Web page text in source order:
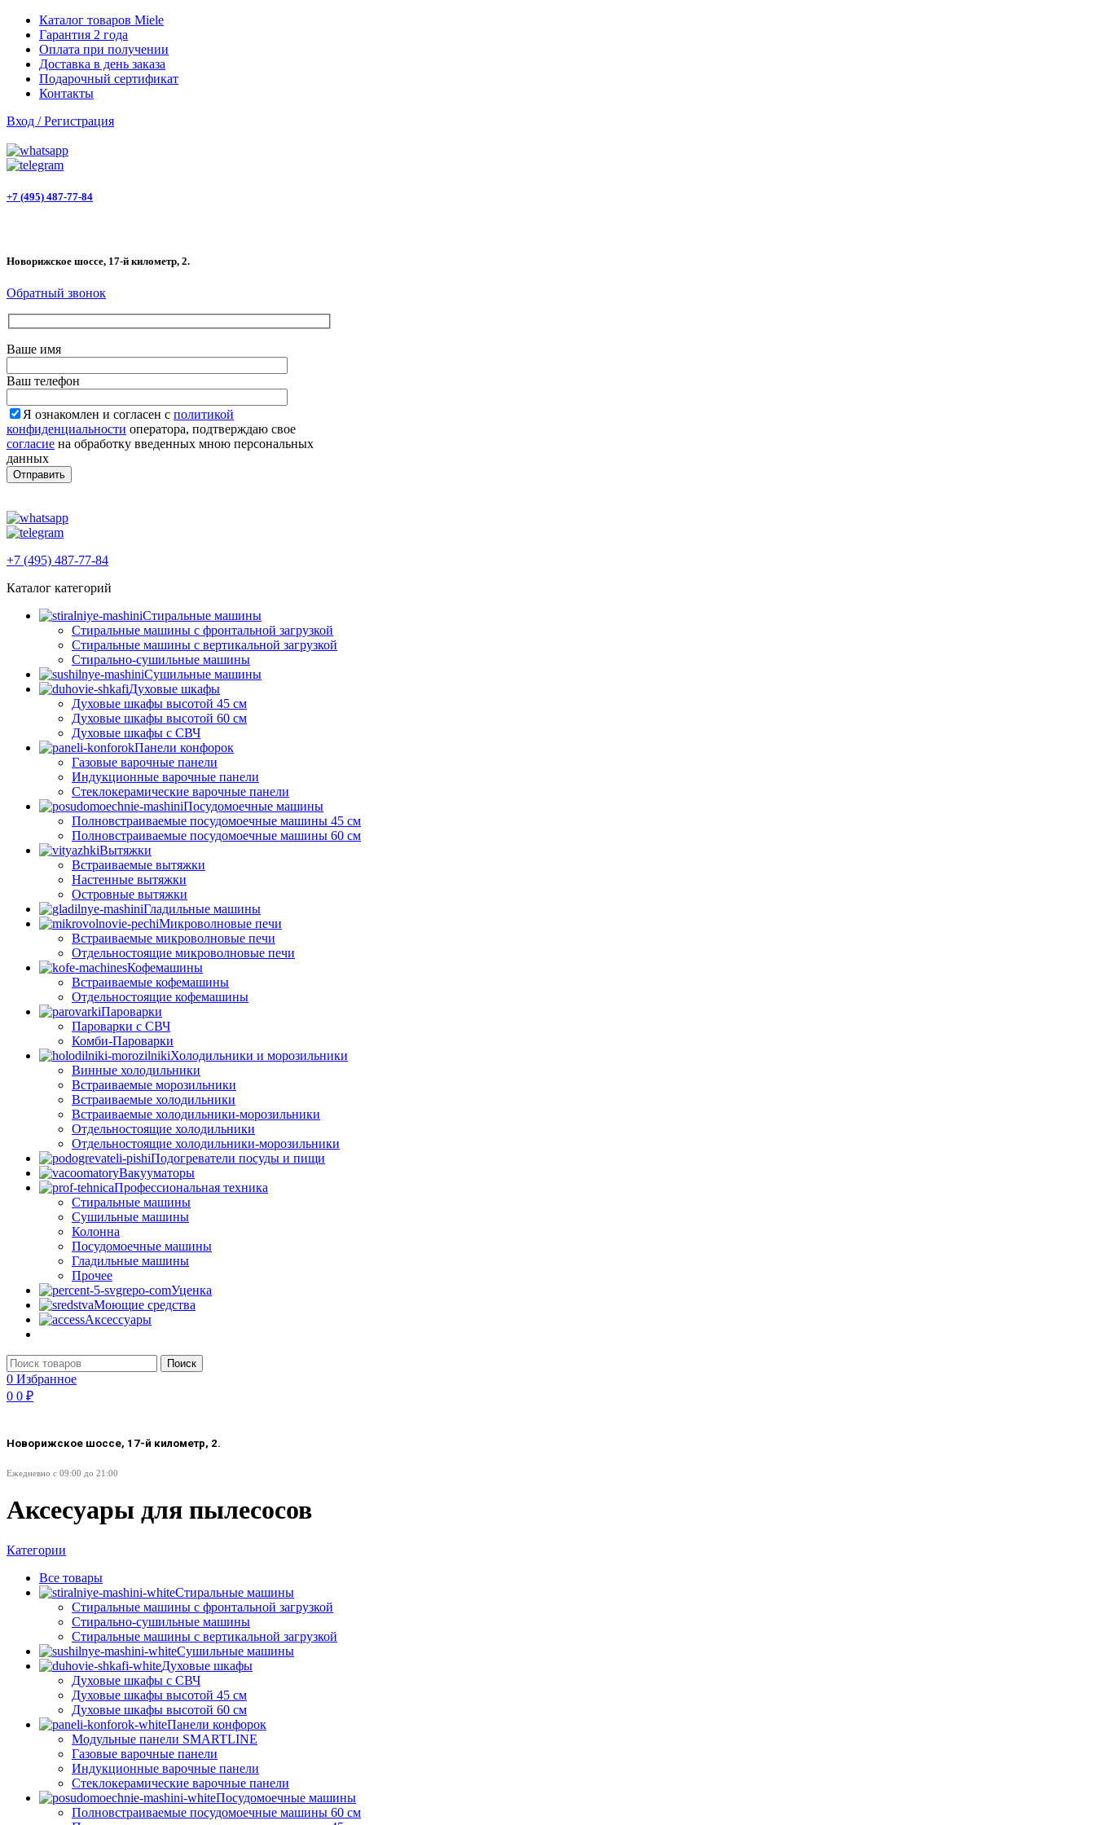
Каталог товаров Miele
Гарантия 2 года
Оплата при получении
Доставка в день заказа
Подарочный сертификат
Контакты
Вход / Регистрация
+7 (495) 487-77-84
Новорижское шоссе, 17-й километр, 2.
Обратный звонок
Ваше имя
Ваш телефон
Я ознакомлен и согласен с политикой
конфиденциальности оператора, подтверждаю свое
согласие на обработку введенных мною персональных
данных
+7 (495) 487-77-84
Каталог категорий
Стиральные машины
Стиральные машины с фронтальной загрузкой
Стиральные машины с вертикальной загрузкой
Стирально-сушильные машины
Сушильные машины
Духовые шкафы
Духовые шкафы высотой 45 см
Духовые шкафы высотой 60 см
Духовые шкафы с СВЧ
Панели конфорок
Газовые варочные панели
Индукционные варочные панели
Стеклокерамические варочные панели
Посудомоечные машины
Полновстраиваемые посудомоечные машины 45 см
Полновстраиваемые посудомоечные машины 60 см
Вытяжки
Встраиваемые вытяжки
Настенные вытяжки
Островные вытяжки
Гладильные машины
Микроволновые печи
Встраиваемые микроволновые печи
Отдельностоящие микроволновые печи
Кофемашины
Встраиваемые кофемашины
Отдельностоящие кофемашины
Пароварки
Пароварки с СВЧ
Комби-Пароварки
Холодильники и морозильники
Винные холодильники
Встраиваемые морозильники
Встраиваемые холодильники
Встраиваемые холодильники-морозильники
Отдельностоящие холодильники
Отдельностоящие холодильники-морозильники
Подогреватели посуды и пищи
Вакууматоры
Профессиональная техника
Стиральные машины
Сушильные машины
Колонна
Посудомоечные машины
Гладильные машины
Прочее
Уценка
Моющие средства
Аксессуары
Поиск
0 Избранное
0 0 ₽
Новорижское шоссе, 17-й километр, 2.
Ежедневно с 09:00 до 21:00
Аксесуары для пылесосов
Категории
Все товары
Стиральные машины
Стиральные машины с фронтальной загрузкой
Стирально-сушильные машины
Стиральные машины с вертикальной загрузкой
Сушильные машины
Духовые шкафы
Духовые шкафы с СВЧ
Духовые шкафы высотой 45 см
Духовые шкафы высотой 60 см
Панели конфорок
Модульные панели SMARTLINE
Газовые варочные панели
Индукционные варочные панели
Стеклокерамические варочные панели
Посудомоечные машины
Полновстраиваемые посудомоечные машины 60 см